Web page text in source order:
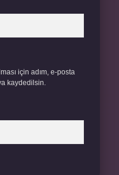
için adım, e-posta
kaydedilsin.